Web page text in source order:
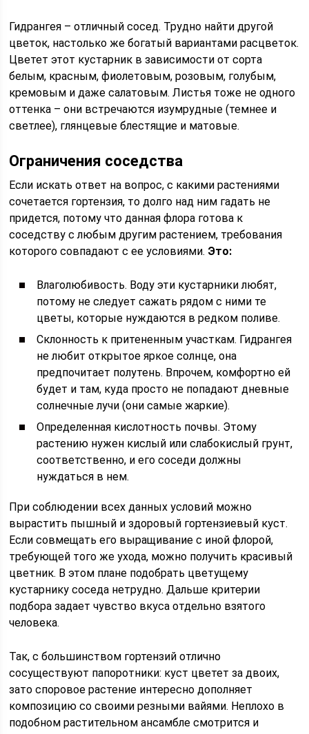
Гидрангея – отличный сосед. Трудно найти другой
цветок, настолько же богатый вариантами расцветок.
Цветет этот кустарник в зависимости от сорта
белым, красным, фиолетовым, розовым, голубым,
кремовым и даже салатовым. Листья тоже не одного
оттенка – они встречаются изумрудные (темнее и
светлее), глянцевые блестящие и матовые.
Ограничения соседства
Если искать ответ на вопрос, с какими растениями
сочетается гортензия, то долго над ним гадать не
придется, потому что данная флора готова к
соседству с любым другим растением, требования
которого совпадают с ее условиями. Это:
Влаголюбивость. Воду эти кустарники любят,
потому не следует сажать рядом с ними те
цветы, которые нуждаются в редком поливе.
Склонность к притененным участкам. Гидрангея
не любит открытое яркое солнце, она
предпочитает полутень. Впрочем, комфортно ей
будет и там, куда просто не попадают дневные
солнечные лучи (они самые жаркие).
Определенная кислотность почвы. Этому
растению нужен кислый или слабокислый грунт,
соответственно, и его соседи должны
нуждаться в нем.
При соблюдении всех данных условий можно
вырастить пышный и здоровый гортензиевый куст.
Если совмещать его выращивание с иной флорой,
требующей того же ухода, можно получить красивый
цветник. В этом плане подобрать цветущему
кустарнику соседа нетрудно. Дальше критерии
подбора задает чувство вкуса отдельно взятого
человека.
Так, с большинством гортензий отлично
сосуществуют папоротники: куст цветет за двоих,
зато споровое растение интересно дополняет
композицию со своими резными вайями. Неплохо в
подобном растительном ансамбле смотрится и